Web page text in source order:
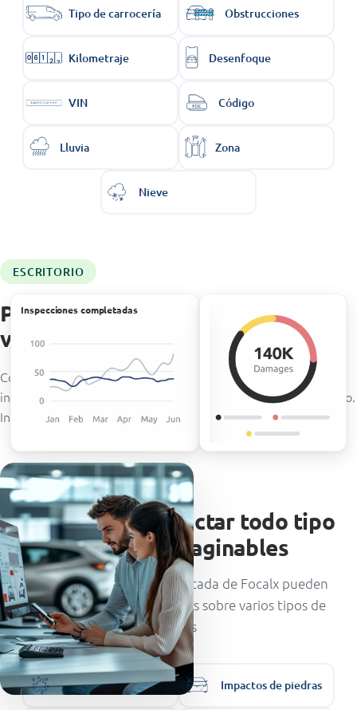
Tipo de carrocería Obstrucciones
Kilometraje Desenfoque
VIN Código
Lluvia Zona
Nieve
ESCRITORIO
Paneles del estado de los
vehículos
Con los dashboards de Focalx, tendrá acceso al historial de
inspecciones de vehículos, incluyendo datos de daños y estado.
Intégrelos para verlos directamente en sus propios sistemas
Inspecciones completadas
La IA puede detectar todo tipo
de daños imaginables
Las herramientas de IA aplicada de Focalx pueden
detectar y generar informes sobre varios tipos de
daños
Manchas Impactos de piedras